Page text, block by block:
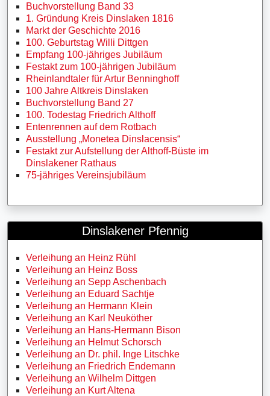
Buchvorstellung Band 33
1. Gründung Kreis Dinslaken 1816
Markt der Geschichte 2016
100. Geburtstag Willi Dittgen
Empfang 100-jähriges Jubiläum
Festakt zum 100-jährigen Jubiläum
Rheinlandtaler für Artur Benninghoff
100 Jahre Altkreis Dinslaken
Buchvorstellung Band 27
100. Todestag Friedrich Althoff
Entenrennen auf dem Rotbach
Ausstellung „Monetea Dinslacensis“
Festakt zur Aufstellung der Althoff-Büste im
Dinslakener Rathaus
75-jähriges Vereinsjubiläum
Dinslakener Pfennig
Verleihung an Heinz Rühl
Verleihung an Heinz Boss
Verleihung an Sepp Aschenbach
Verleihung an Eduard Sachtje
Verleihung an Hermann Klein
Verleihung an Karl Neuköther
Verleihung an Hans-Hermann Bison
Verleihung an Helmut Schorsch
Verleihung an Dr. phil. Inge Litschke
Verleihung an Friedrich Endemann
Verleihung an Wilhelm Dittgen
Verleihung an Kurt Altena